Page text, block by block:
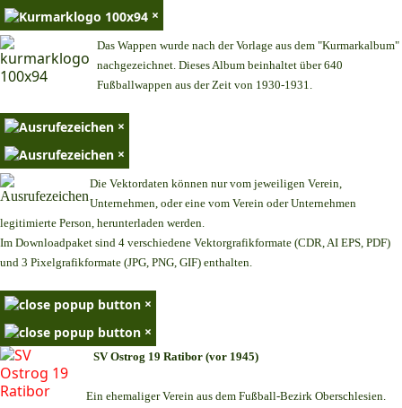
×
Das Wappen wurde nach der Vorlage aus dem "Kurmarkalbum"
nachgezeichnet. Dieses Album beinhaltet über 640
Fußballwappen aus der Zeit von 1930-1931.
×
×
Die Vektordaten können nur vom jeweiligen Verein,
Unternehmen, oder eine vom Verein oder Unternehmen
legitimierte Person, herunterladen werden.
Im Downloadpaket sind 4 verschiedene Vektorgrafikformate (CDR, AI EPS, PDF)
und 3 Pixelgrafikformate (JPG, PNG, GIF) enthalten.
×
×
SV Ostrog 19 Ratibor (vor 1945)
Ein ehemaliger Verein aus dem Fußball-Bezirk Oberschlesien.